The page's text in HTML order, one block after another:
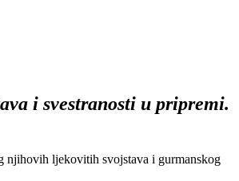
i svestranosti u pripremi.
njihovih ljekovitih svojstava i gurmanskog